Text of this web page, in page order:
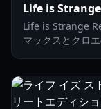
Life is
Life is Strange
マックスとクロ